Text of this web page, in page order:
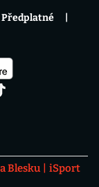
Blesku
iSport
Předplatné